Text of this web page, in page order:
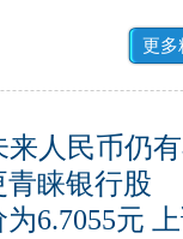
更多
人民币仍
青睐银行股
6.7055元